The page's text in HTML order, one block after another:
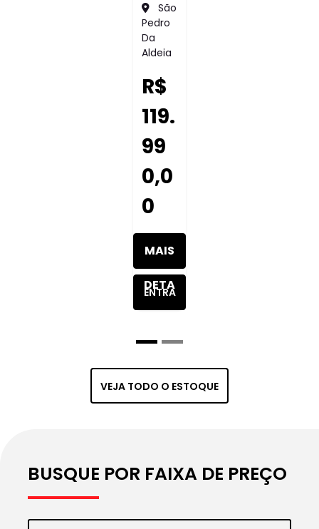
São
Pedro
Da
Aldeia
R$
119.
99
0,0
0
MAIS
DETA
VEÍC
ENTRA
VEJA TODO O ESTOQUE
BUSQUE POR FAIXA DE PREÇO